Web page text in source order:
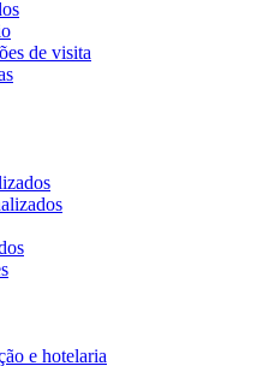
de visita
e hotelaria